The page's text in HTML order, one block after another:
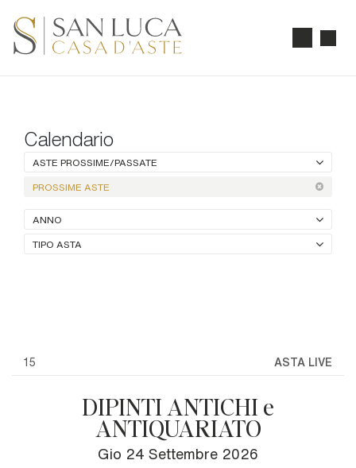
Calendario
ASTE PROSSIME/PASSATE
PROSSIME ASTE
ANNO
TIPO ASTA
15 ASTA LIVE
DIPINTI ANTICHI e
ANTIQUARIATO
gio 24 Settembre 2026